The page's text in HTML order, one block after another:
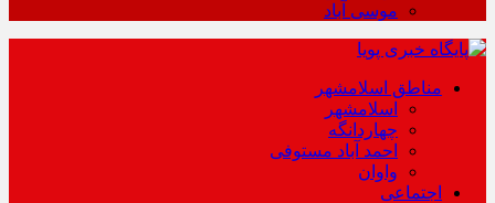
موسی آباد
مناطق اسلامشهر
اسلامشهر
چهاردانگه
احمد آباد مستوفی
واوان
اجتماعی